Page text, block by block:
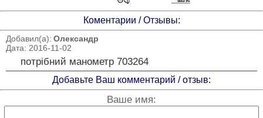
Коментарии / Отзывы:
Добавил(а): Олександр
Дата: 2016-11-02
потрібний манометр 703264
Добавьте Ваш комментарий / отзыв:
Ваше имя: